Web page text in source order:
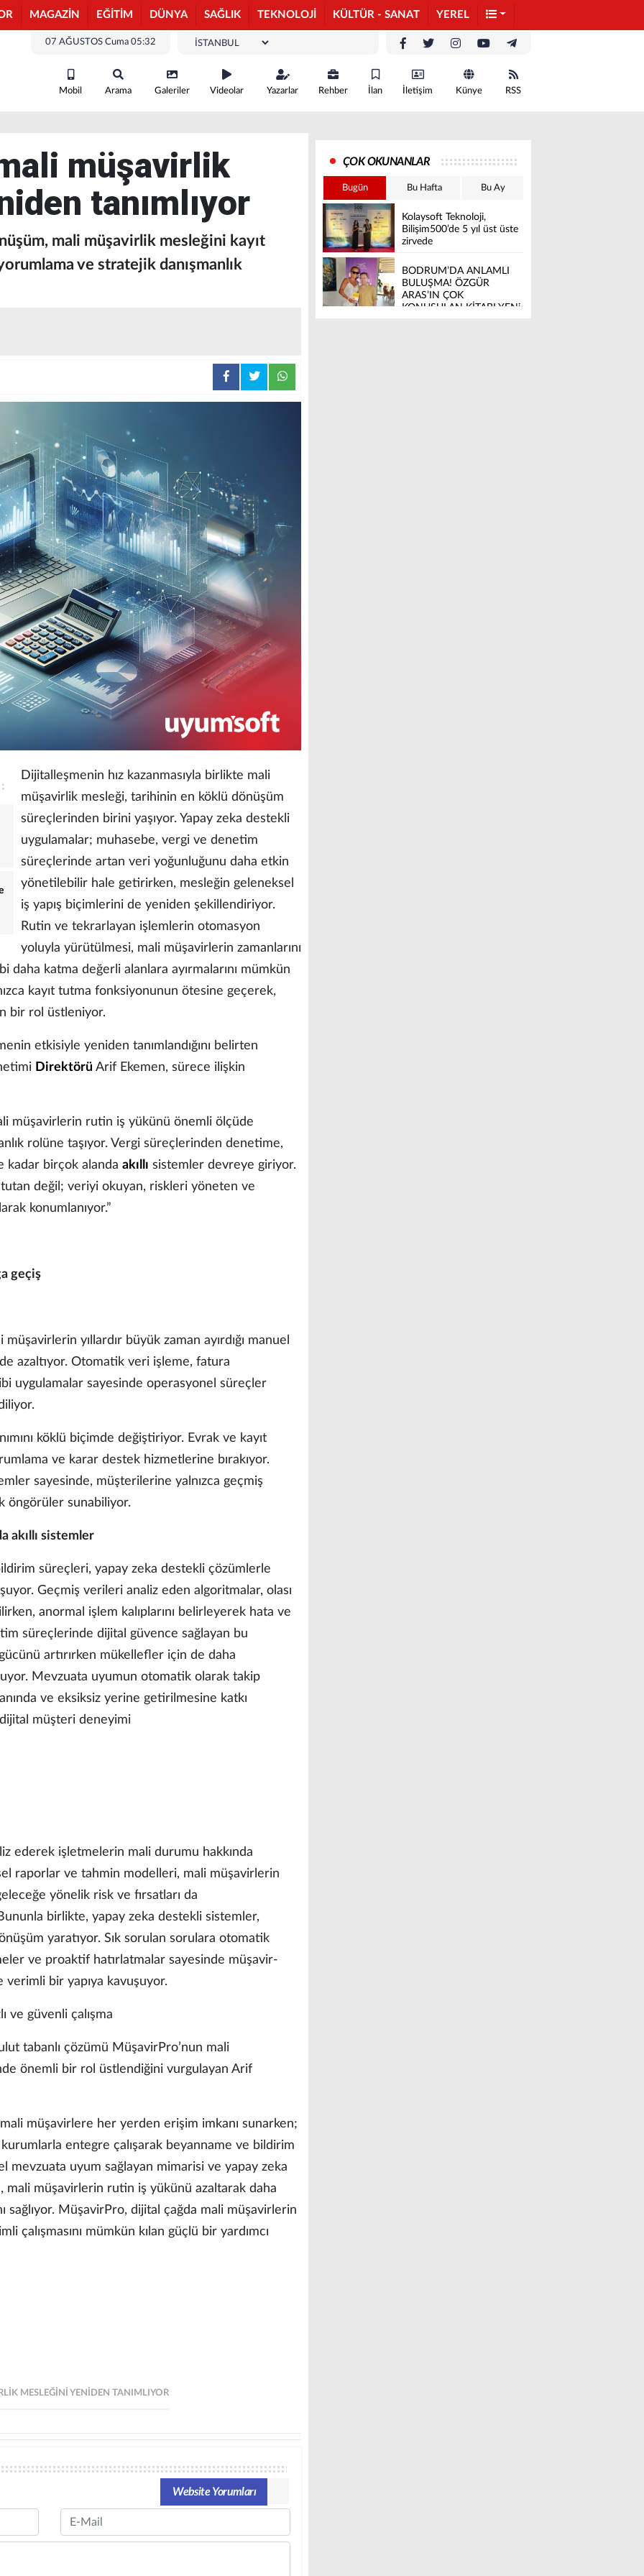
MAGAZİN EĞİTİM DÜNYA SAĞLIK TEKNOLOJİ KÜLTÜR - SANAT YEREL
07 AĞUSTOS Cuma 05:32
Mobil Arama Galeriler Videolar Yazarlar Rehber İlan İletişim Künye RSS
müşavirlik
tanımlıyor
mali müşavirlik mesleğini kayıt
ve stratejik danışmanlık
Dijitalleşmenin hız kazanmasıyla birlikte mali
müşavirlik mesleği, tarihinin en köklü dönüşüm
süreçlerinden birini yaşıyor. Yapay zeka destekli
uygulamalar; muhasebe, vergi ve denetim
süreçlerinde artan veri yoğunluğunu daha etkin
yönetilebilir hale getirirken, mesleğin geleneksel
iş yapış biçimlerini de yeniden şekillendiriyor.
Rutin ve tekrarlayan işlemlerin otomasyon
yoluyla yürütülmesi, mali müşavirlerin zamanlarını
daha katma değerli alanlara ayırmalarını mümkün
kayıt tutma fonksiyonunun ötesine geçerek,
bir rol üstleniyor.
etkisiyle yeniden tanımlandığını belirten
Direktörü Arif Ekemen, sürece ilişkin
müşavirlerin rutin iş yükünü önemli ölçüde
rolüne taşıyor. Vergi süreçlerinden denetime,
kadar birçok alanda akıllı sistemler devreye giriyor.
değil; veriyi okuyan, riskleri yöneten ve
konumlanıyor.”
geçiş
yıllardır büyük zaman ayırdığı manuel
azaltıyor. Otomatik veri işleme, fatura
uygulamalar sayesinde operasyonel süreçler
köklü biçimde değiştiriyor. Evrak ve kayıt
ve karar destek hizmetlerine bırakıyor.
sayesinde, müşterilerine yalnızca geçmiş
öngörüler sunabiliyor.
akıllı sistemler
süreçleri, yapay zeka destekli çözümlerle
Geçmiş verileri analiz eden algoritmalar, olası
anormal işlem kalıplarını belirleyerek hata ve
süreçlerinde dijital güvence sağlayan bu
artırırken mükellefler için de daha
Mevzuata uyumun otomatik olarak takip
ve eksiksiz yerine getirilmesine katkı
müşteri deneyimi
ederek işletmelerin mali durumu hakkında
raporlar ve tahmin modelleri, mali müşavirlerin
yönelik risk ve fırsatları da
birlikte, yapay zeka destekli sistemler,
yaratıyor. Sık sorulan sorulara otomatik
ve proaktif hatırlatmalar sayesinde müşavir-
verimli bir yapıya kavuşuyor.
ve güvenli çalışma
tabanlı çözümü MüşavirPro’nun mali
önemli bir rol üstlendiğini vurgulayan Arif
mali müşavirlere her yerden erişim imkanı sunarken;
entegre çalışarak beyanname ve bildirim
uyum sağlayan mimarisi ve yapay zeka
mali müşavirlerin rutin iş yükünü azaltarak daha
sağlıyor. MüşavirPro, dijital çağda mali müşavirlerin
çalışmasını mümkün kılan güçlü bir yardımcı
MESLEĞINI YENIDEN TANIMLIYOR
Website Yorumları
Email
ÇOK OKUNANLAR
Bugün Bu Hafta Bu Ay
Kolaysoft Teknoloji,
Bilişim500’de 5 yıl üst üste
zirvede
BODRUM’DA ANLAMLI
BULUŞMA! ÖZGÜR
ARAS’IN ÇOK
KONUŞULAN KİTABI YENi